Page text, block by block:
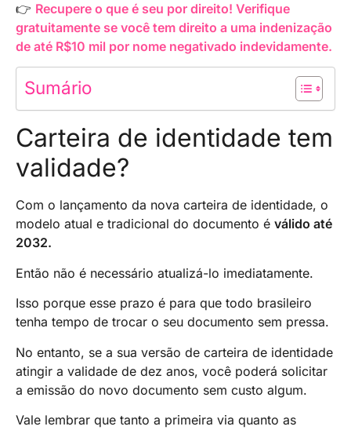
👉 Recupere o que é seu por direito! Verifique
gratuitamente se você tem direito a uma indenização
de até R$10 mil por nome negativado indevidamente.
Sumário
Carteira de identidade tem
validade?
Com o lançamento da nova carteira de identidade, o
modelo atual e tradicional do documento é válido até
2032.
Então não é necessário atualizá-lo imediatamente.
Isso porque esse prazo é para que todo brasileiro
tenha tempo de trocar o seu documento sem pressa.
No entanto, se a sua versão de carteira de identidade
atingir a validade de dez anos, você poderá solicitar
a emissão do novo documento sem custo algum.
Vale lembrar que tanto a primeira via quanto as